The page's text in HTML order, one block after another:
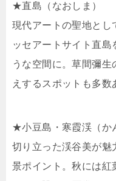
★直島（なおしま）
現代アートの聖地とし
ッセアートサイト直島
うな空間に。草間彌
えするスポットも多数
★小豆島・寒霞渓（か
切り立った渓谷美が魅
景ポイント。秋には紅